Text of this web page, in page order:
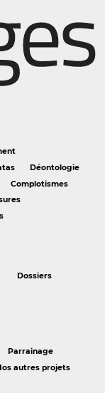
Déontologie
Complotismes
Dossiers
Parrainage
autres projets